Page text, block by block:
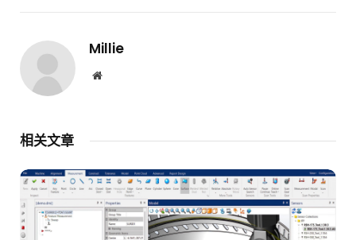
Millie
网
相关文章